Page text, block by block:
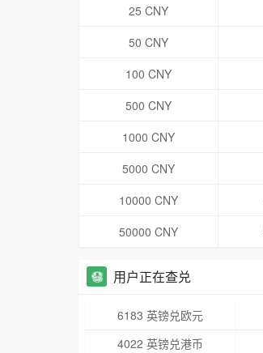
25 CNY
50 CNY
100 CNY
500 CNY
1000 CNY
5000 CNY
10000 CNY
50000 CNY
用户正在查兑
6183 英镑兑欧元
4022 英镑兑港币